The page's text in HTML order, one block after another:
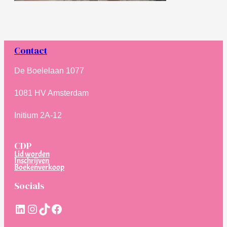
Contact
De Boelelaan 1077
1081 HV Amsterdam
Initium 2A-12
CDP
Lid worden
Inschrijven
Boekenverkoop
Socials
LinkedIn
Instagram
TikTokFacebook